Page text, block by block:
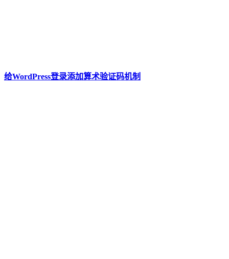
给WordPress登录添加算术验证码机制